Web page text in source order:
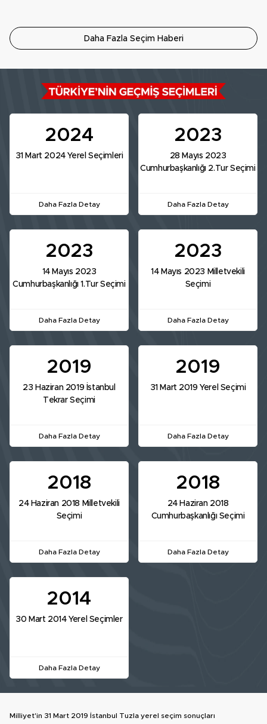
Daha Fazla Seçim Haberi
2024
31 Mart 2024 Yerel Seçimleri
Daha Fazla Detay
2023
28 Mayıs 2023
Cumhurbaşkanlığı 2.Tur Seçimi
Daha Fazla Detay
2023
14 Mayıs 2023
Cumhurbaşkanlığı 1.Tur Seçimi
Daha Fazla Detay
2023
14 Mayıs 2023 Milletvekili
Seçimi
Daha Fazla Detay
2019
23 Haziran 2019 İstanbul
Tekrar Seçimi
Daha Fazla Detay
2019
31 Mart 2019 Yerel Seçimi
Daha Fazla Detay
2018
24 Haziran 2018 Milletvekili
Seçimi
Daha Fazla Detay
2018
24 Haziran 2018
Cumhurbaşkanlığı Seçimi
Daha Fazla Detay
2014
30 Mart 2014 Yerel Seçimler
Daha Fazla Detay
Milliyet'in 31 Mart 2019 İstanbul Tuzla yerel seçim sonuçları